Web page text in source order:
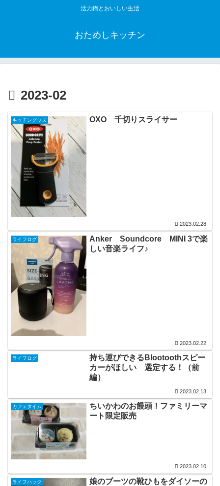
活力鍋とおいしい生活
おためしキッチン
2023-02
キッチングッズ OXO 千切りスライサー
2023.02.28
ライフログ
Anker Soundcore MINI 3で楽
しい音楽ライフ♪
2023.02.22
ライフログ
持ち運びできるBlootoothスピー
カーがほしい 選定する！（前
編）
2023.02.13
カフェタイム
ちいかわのお饅頭！ファミリーマ
ート限定販売
2023.02.10
ライフハック
娘のブーツの靴ひもをダイソーの